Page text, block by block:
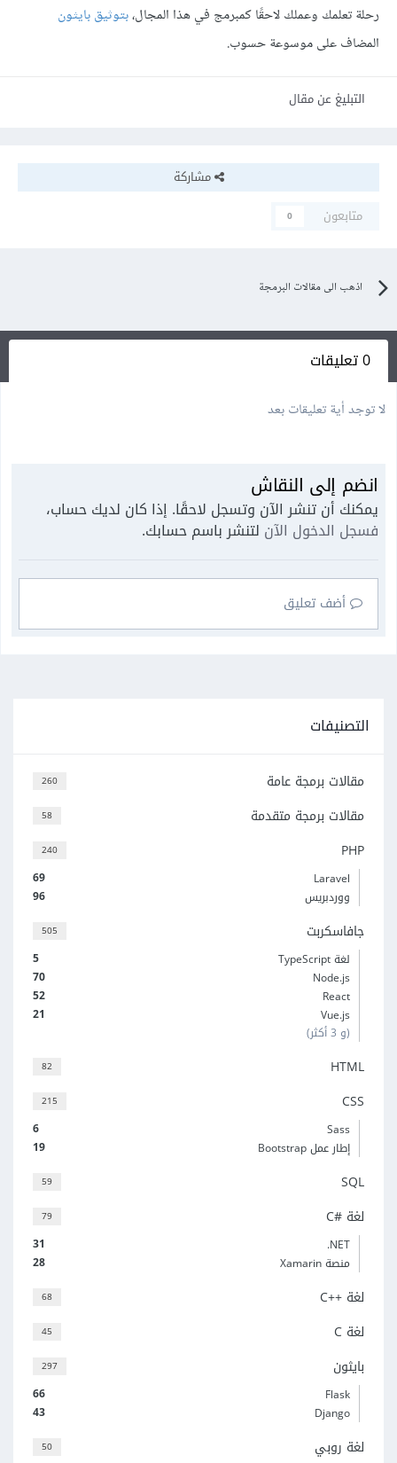
رحلة تعلمك وعملك لاحقًا كمبرمج في هذا المجال،بتوثيق بايثون
المضاف على موسوعة حسوب.
التبليغ عن مقال
مشاركة
متابعون
0
اذهب الى مقالات البرمجة
0 تعليقات
لا توجد أية تعليقات بعد
انضم إلى النقاش
يمكنك أن تنشر الآن وتسجل لاحقًا. إذا كان لديك حساب،
فسجل الدخول الآن لتنشر باسم حسابك.
أضف تعليق
التصنيفات
260 مقالات برمجة عامة
58 مقالات برمجة متقدمة
240 PHP
69
Laravel
96
ووردبريس
505 جافاسكربت
5
لغة TypeScript
70
Node.js
52
React
21
Vue.js
(و 3 أكثر)
82 HTML
215 CSS
6
Sass
19
إطار عمل Bootstrap
59 SQL
79 لغة C#‎
31
‎.NET
28
منصة Xamarin
68 لغة C++‎
45 لغة C
297 بايثون
66
Flask
43
Django
50 لغة روبي